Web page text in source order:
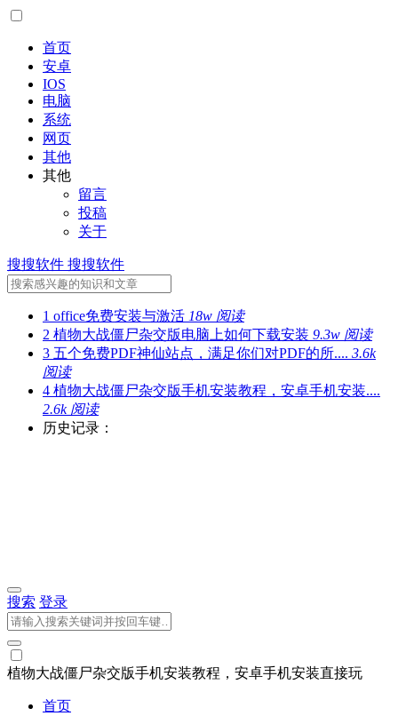
首页
安卓
IOS
电脑
系统
网页
其他
其他
留言
投稿
关于
搜搜软件 搜搜软件
1 office免费安装与激活 18w 阅读
2 植物大战僵尸杂交版电脑上如何下载安装 9.3w 阅读
3 五个免费PDF神仙站点，满足你们对PDF的所.... 3.6k
阅读
4 植物大战僵尸杂交版手机安装教程，安卓手机安装....
2.6k 阅读
历史记录：
搜索 登录
植物大战僵尸杂交版手机安装教程，安卓手机安装直接玩
首页